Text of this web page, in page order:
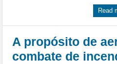
Read
A propósito de
combate de